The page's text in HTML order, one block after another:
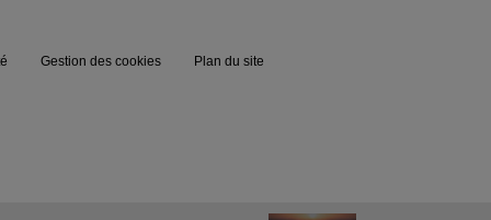
Gestion des cookies Plan du site